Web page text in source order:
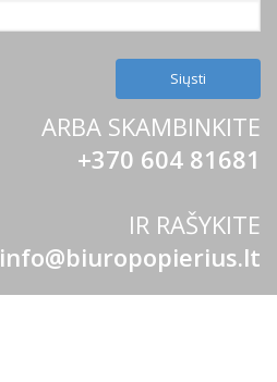
ARBA SKAMBINKITE
+370 604 81681
IR RAŠYKITE
info@biuropopierius.lt